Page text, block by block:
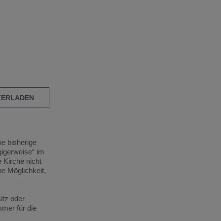
bisherige
im
Kirche nicht
Möglichkeit,
oder
für die